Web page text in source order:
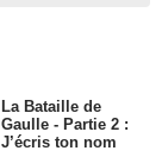
La Bataille de
Gaulle - Partie 2 :
J’écris ton nom